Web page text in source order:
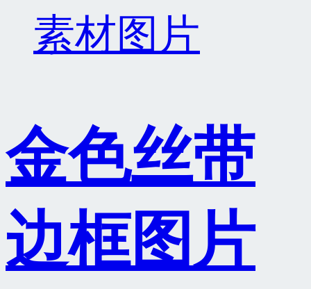
素材图片
金色丝带
边框图片